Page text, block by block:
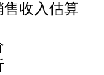
收入估算